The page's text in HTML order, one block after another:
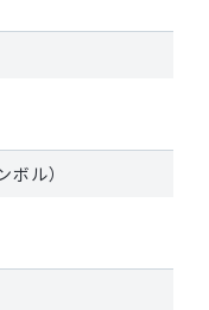
ル）